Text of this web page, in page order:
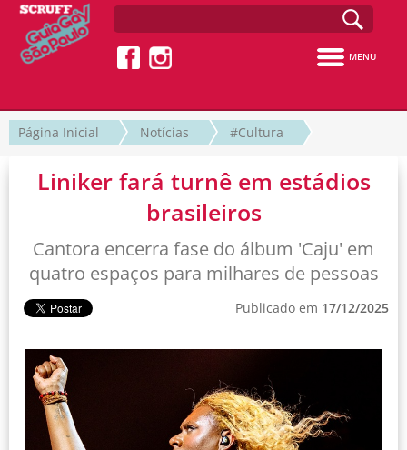
MENU
Página Inicial Notícias #Cultura
Liniker fará turnê em estádios
brasileiros
Cantora encerra fase do álbum 'Caju' em
quatro espaços para milhares de pessoas
Publicado em 17/12/2025